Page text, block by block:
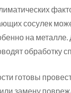
сосулек
на
обработку
готовы
замену